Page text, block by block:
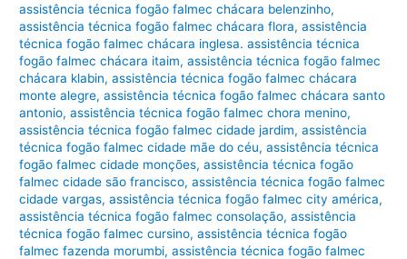
assistência técnica fogão falmec chácara belenzinho,
assistência técnica fogão falmec chácara flora,assistência
técnica fogão falmec chácara inglesa. assistência técnica
fogão falmec chácara itaim,assistência técnica fogão falmec
chácara klabin,assistência técnica fogão falmec chácara
monte alegre,assistência técnica fogão falmec chácara santo
antonio,assistência técnica fogão falmec chora menino,
assistência técnica fogão falmec cidade jardim,assistência
técnica fogão falmec cidade mãe do céu,assistência técnica
fogão falmec cidade monções,assistência técnica fogão
falmec cidade são francisco,assistência técnica fogão falmec
cidade vargas,assistência técnica fogão falmec city américa,
assistência técnica fogão falmec consolação,assistência
técnica fogão falmec cursino,assistência técnica fogão
falmec fazenda morumbi,assistência técnica fogão falmec